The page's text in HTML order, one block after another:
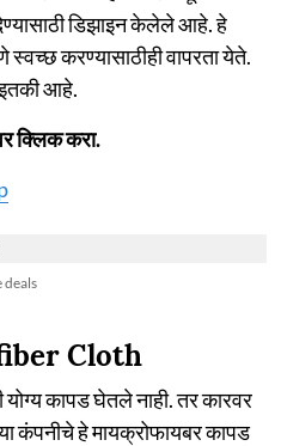
डिझाइन केलेले आहे. हे
करण्यासाठीही वापरता येते.
आहे.
क्लिक करा.
deals
Cloth
कापड घेतले नाही. तर कारवर
कंपनीचे हे मायक्रोफायबर कापड